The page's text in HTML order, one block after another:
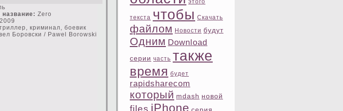
Zero
2009
криминал, боевик
Боровски / Pawel Borowski
этοго
текста чтοбы Скачать
файлом Новости будут
Одним Download
ceрии часть также
время будет
rapidsharecom
котοрый mdash новой
files iPhone